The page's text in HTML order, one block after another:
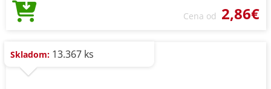
Cena od 2,86€
Skladom: 13.367 ks